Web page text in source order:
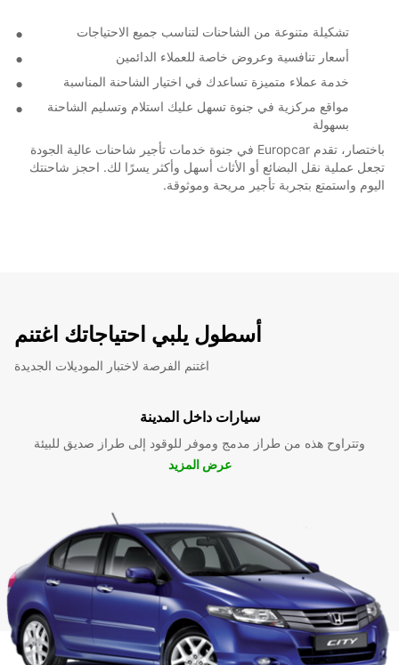
تشكيلة متنوعة من الشاحنات لتناسب جميع الاحتياجات
أسعار تنافسية وعروض خاصة للعملاء الدائمين
خدمة عملاء متميزة تساعدك في اختيار الشاحنة المناسبة
مواقع مركزية في جنوة تسهل عليك استلام وتسليم الشاحنة
بسهولة
باختصار، تقدم Europcar في جنوة خدمات تأجير شاحنات عالية الجودة
تجعل عملية نقل البضائع أو الأثاث أسهل وأكثر يسرًا لك. احجز شاحنتك
اليوم واستمتع بتجربة تأجير مريحة وموثوقة.
أسطول يلبي احتياجاتك اغتنم
اغتنم الفرصة لاختبار الموديلات الجديدة
سيارات داخل المدينة
وتتراوح هذه من طراز مدمج وموفر للوقود إلى طراز صديق للبيئة
عرض المزيد